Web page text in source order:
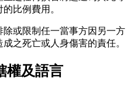
比例費用。
或限制任一當事方因另一方
之死亡或人身傷害的責任。
權及語言